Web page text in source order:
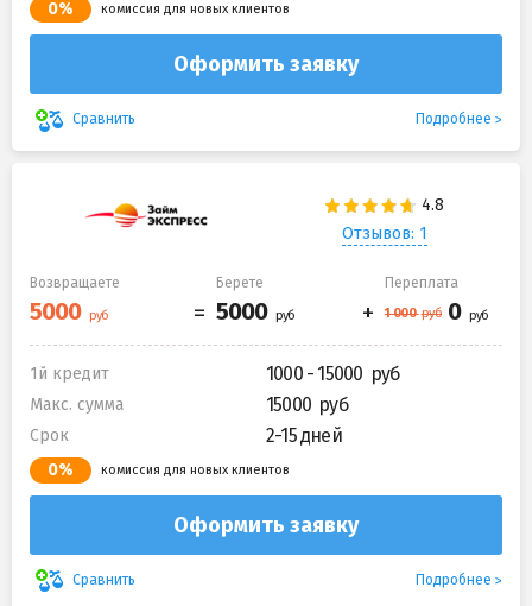
0% комиссия для новых клиентов
Оформить заявку
Сравнить Подробнее
Отзывов: 1
Возвращаете Берете Переплата
1й кредит 1000 - 15000
Макс. сумма 15000
Срок 2-15 дней
0% комиссия для новых клиентов
Оформить заявку
Сравнить Подробнее